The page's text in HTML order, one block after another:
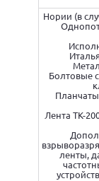
Нории (в
Болтовые
Лента ТК-
ленты,